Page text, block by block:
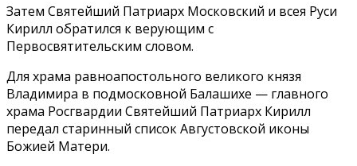
Затем Святейший Патриарх Московский и всея Руси
Кирилл обратился к верующим с
Первосвятительским словом.
Для храма равноапостольного великого князя
Владимира в подмосковной Балашихе — главного
храма Росгвардии Святейший Патриарх Кирилл
передал старинный список Августовской иконы
Божией Матери.